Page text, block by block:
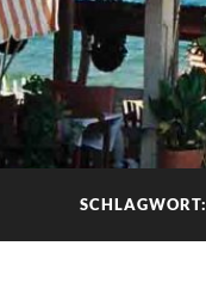
SCHLAGWORT: